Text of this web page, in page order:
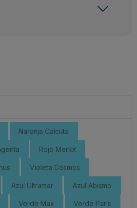
Naranja Calcuta
Rojo Merlot
Violeta Cosmos
Azul Ultramar Azul Abismo
Verde Max Verde París